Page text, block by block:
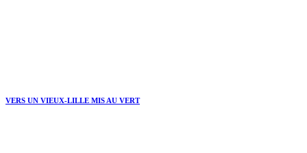
VERS UN VIEUX-LILLE MIS AU VERT